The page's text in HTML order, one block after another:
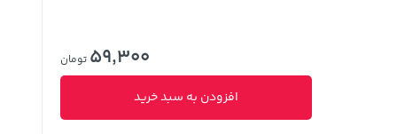
59,300 تومان
افزودن به سبد خرید